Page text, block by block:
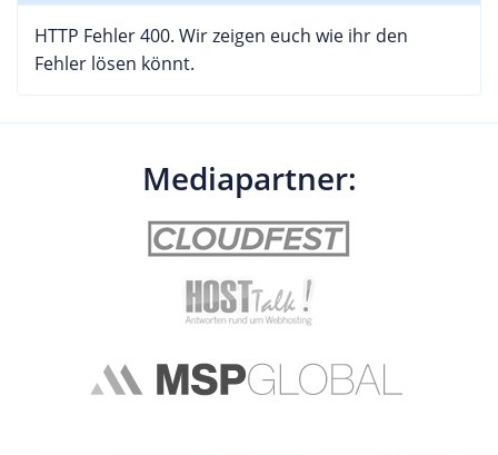
HTTP Fehler 400. Wir zeigen euch wie ihr den
Fehler lösen könnt.
Mediapartner: